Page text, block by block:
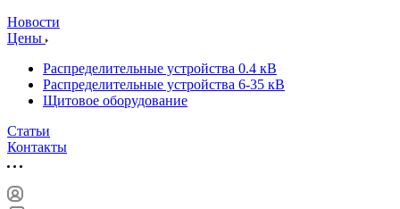
Новости
Цены
Распределительные устройства 0.4 кВ
Распределительные устройства 6-35 кВ
Щитовое оборудование
Статьи
Контакты